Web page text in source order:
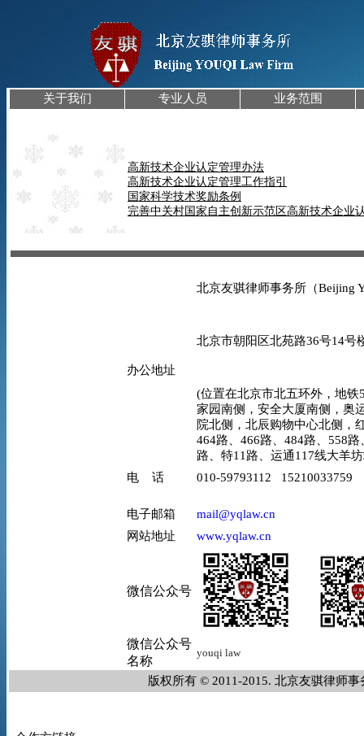
关于我们 专业人员 业务范围
高新技术企业认定管理办法
高新技术企业认定管理工作指引
国家科学技术奖励条例
完善中关村国家自主创新示范区高新技术企业
办公地址
北京友骐律师事务所（Beijing
北京市朝阳区北苑路36号14号
(位置在北京市北五环外，地
家园南侧，安全大厦南侧，奥
院北侧，北辰购物中心北侧，
464路、466路、484路、558
路、特11路、运通117线大羊
电 话
010-59793112 15210033759
电子邮箱
mail@yqlaw.cn
网站地址
www.yqlaw.cn
微信公众号
微信公众号
名称
youqi law
版权所有 © 2011-2015. 北京友骐律